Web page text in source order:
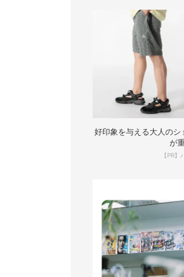
好印象を与える大人の
が
【PR